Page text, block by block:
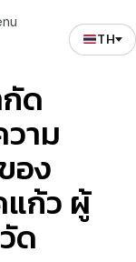
TH
ด
าม
อง
แก้ว ผู้
ด